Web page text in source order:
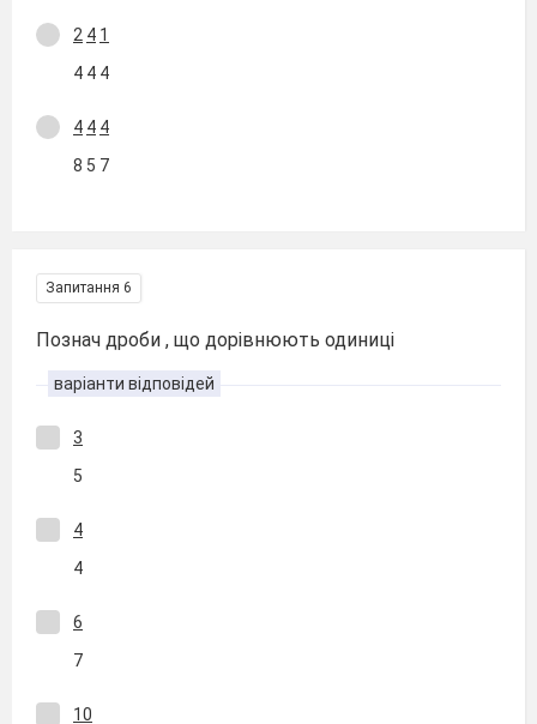
2 4 1
4 4 4
4 4 4
8 5 7
Запитання 6
Познач дроби , що дорівнюють одиниці
варіанти відповідей
3
5
4
4
6
7
10